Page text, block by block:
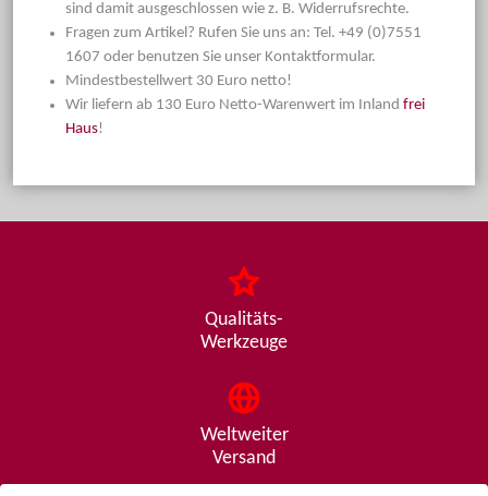
sind damit ausgeschlossen wie z. B. Widerrufsrechte.
Fragen zum Artikel? Rufen Sie uns an: Tel. +49 (0)7551
1607 oder benutzen Sie unser Kontaktformular.
Mindestbestellwert 30 Euro netto!
Wir liefern ab 130 Euro Netto-Warenwert im Inland frei
Haus!
Qualitäts-
Werkzeuge
Weltweiter
Versand